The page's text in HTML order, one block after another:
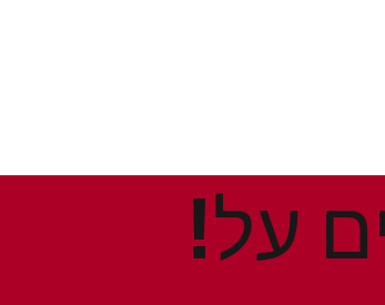
!הנחות ומבצעים חמים על